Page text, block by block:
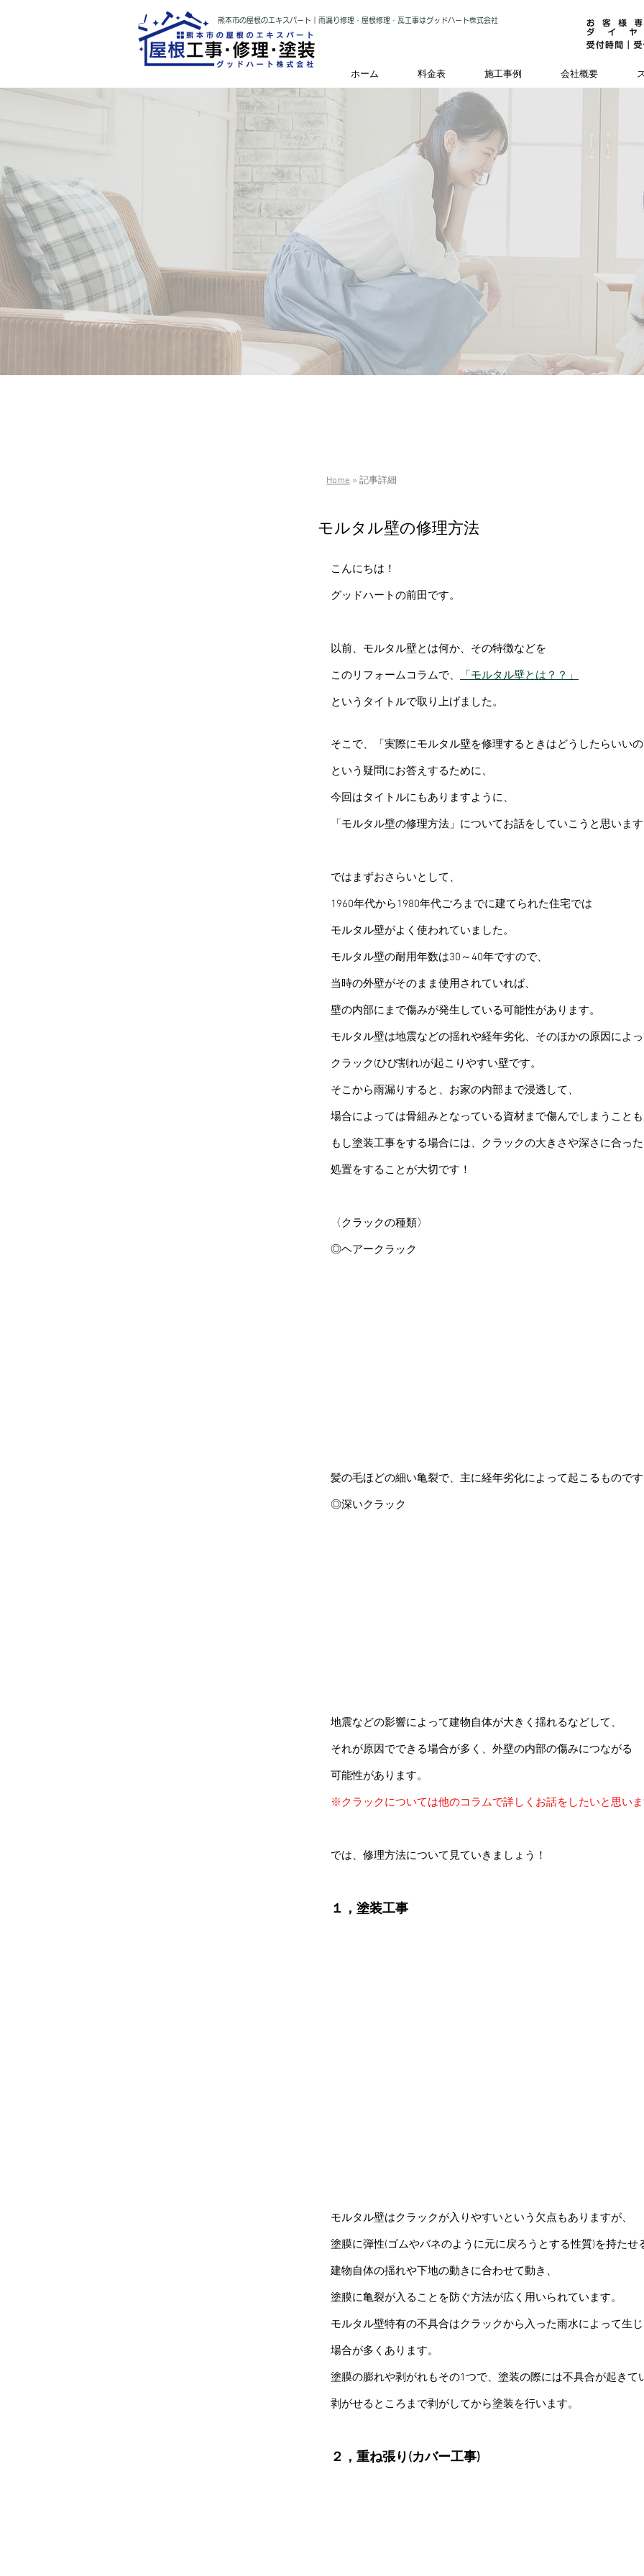
熊本市の屋根のエキスパート｜雨漏り修理・屋根修理・瓦工事はグッドハート株式会社
ホーム 料金表 施工事例 会社概要
Home » 記事詳細
モルタル壁の修理方法
こんにちは！
グッドハートの前田です。
以前、モルタル壁とは何か、その特徴などを
このリフォームコラムで、 「モルタル壁とは？？」
というタイトルで取り上げました。
そこで、「実際にモルタル壁を修理するときはどうしたらいい
という疑問にお答えするために、
今回はタイトルにもありますように、
「モルタル壁の修理方法」についてお話をしていこうと思いま
ではまずおさらいとして、
1960年代から1980年代ごろまでに建てられた住宅では
モルタル壁がよく使われていました。
モルタル壁の耐用年数は30～40年ですので、
当時の外壁がそのまま使用されていれば、
壁の内部にまで傷みが発生している可能性があります。
モルタル壁は地震などの揺れや経年劣化、そのほかの原因によ
クラック(ひび割れ)が起こりやすい壁です。
そこから雨漏りすると、お家の内部まで浸透して、
場合によっては骨組みとなっている資材まで傷んでしまうこと
もし塗装工事をする場合には、クラックの大きさや深さに合った
処置をすることが大切です！
〈クラックの種類〉
◎ヘアークラック
髪の毛ほどの細い亀裂で、主に経年劣化によって起こるもので
◎深いクラック
地震などの影響によって建物自体が大きく揺れるなどして、
それが原因でできる場合が多く、外壁の内部の傷みにつながる
可能性があります。
※クラックについては他のコラムで詳しくお話をしたいと思い
では、修理方法について見ていきましょう！
１，塗装工事
モルタル壁はクラックが入りやすいという欠点もありますが、
塗膜に弾性(ゴムやバネのように元に戻ろうとする性質)を持たせ
建物自体の揺れや下地の動きに合わせて動き、
塗膜に亀裂が入ることを防ぐ方法が広く用いられています。
モルタル壁特有の不具合はクラックから入った雨水によって生
場合が多くあります。
塗膜の膨れや剥がれもその1つで、塗装の際には不具合が起きて
剥がせるところまで剥がしてから塗装を行います。
２，重ね張り(カバー工事)